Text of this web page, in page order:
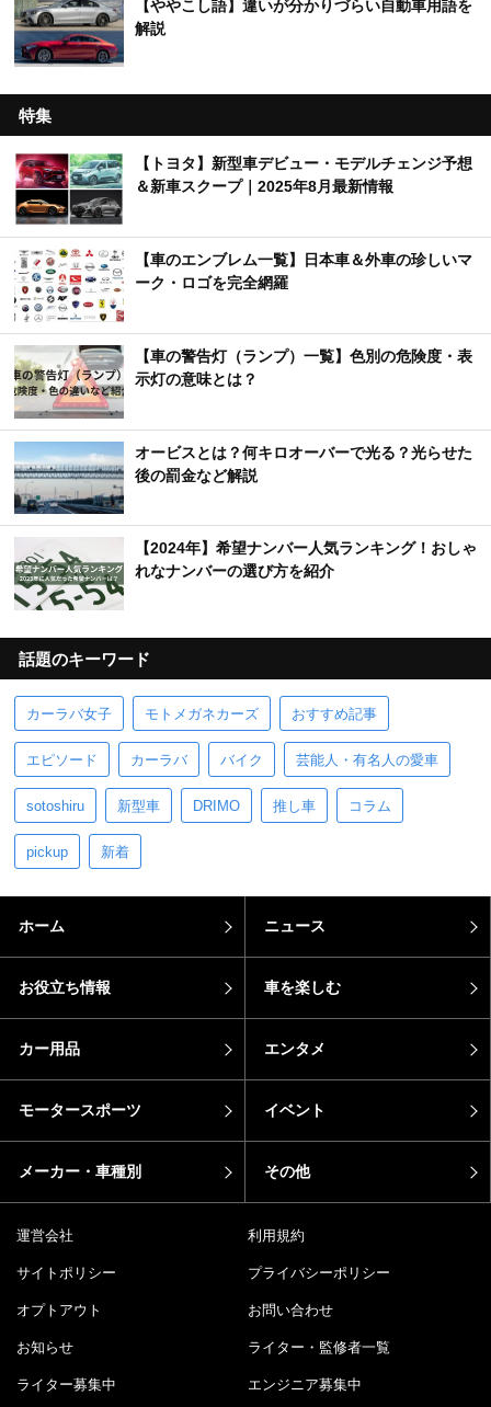
【ややこし語】違いが分かりづらい自動車用語を
解説
特集
【トヨタ】新型車デビュー・モデルチェンジ予想
＆新車スクープ｜2025年8月最新情報
【車のエンブレム一覧】日本車＆外車の珍しいマ
ーク・ロゴを完全網羅
【車の警告灯（ランプ）一覧】色別の危険度・表
示灯の意味とは？
オービスとは？何キロオーバーで光る？光らせた
後の罰金など解説
【2024年】希望ナンバー人気ランキング！おしゃ
れなナンバーの選び方を紹介
話題のキーワード
カーラバ女子 モトメガネカーズ おすすめ記事
エピソード カーラバ バイク 芸能人・有名人の愛車
sotoshiru 新型車 DRIMO 推し車 コラム
pickup 新着
ホーム ニュース
お役立ち情報 車を楽しむ
カー用品 エンタメ
モータースポーツ イベント
メーカー・車種別 その他
運営会社 利用規約
サイトポリシー プライバシーポリシー
オプトアウト お問い合わせ
お知らせ ライター・監修者一覧
ライター募集中 エンジニア募集中